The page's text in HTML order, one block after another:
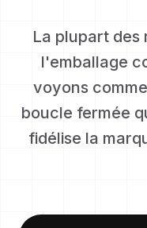
La plupart
l'emballage
voyons
boucle fermée
fidélise la